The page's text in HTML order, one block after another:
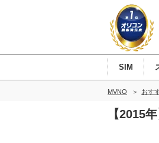
SIM
MVNO おす
【2015